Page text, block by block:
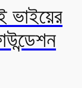
ভাইয়ের